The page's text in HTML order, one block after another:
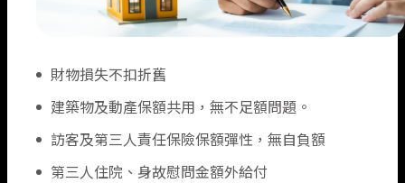
財物損失不扣折舊
建築物及動產保額共用，無不足額問題。
訪客及第三人責任保險保額彈性，無自負額
第三人住院、身故慰問金額外給付